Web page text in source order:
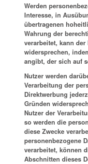
Werden
Interesse, in
übertragenen
Wahrung der
verarbeitet, kann
widersprechen,
angibt, der sich auf
Nutzer werden
Verarbeitung der
Direktwerbung
Gründen
Nutzer der
so werden die
diese Zwecke
personenbezogene
verarbeitet, können
Abschnitten dieses